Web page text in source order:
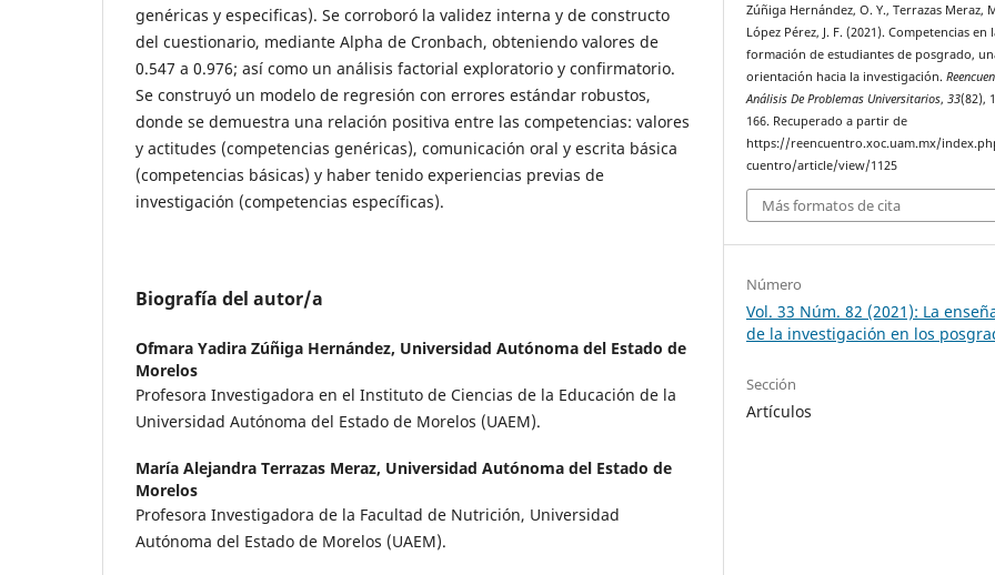
genéricas y especificas). Se corroboró la validez interna y de constructo
del cuestionario, mediante Alpha de Cronbach, obteniendo valores de
0.547 a 0.976; así como un análisis factorial exploratorio y confirmatorio.
Se construyó un modelo de regresión con errores estándar robustos,
donde se demuestra una relación positiva entre las competencias: valores
y actitudes (competencias genéricas), comunicación oral y escrita básica
(competencias básicas) y haber tenido experiencias previas de
investigación (competencias específicas).
Biografía del autor/a
Ofmara Yadira Zúñiga Hernández, Universidad Autónoma del Estado de
Morelos
Profesora Investigadora en el Instituto de Ciencias de la Educación de la
Universidad Autónoma del Estado de Morelos (UAEM).
María Alejandra Terrazas Meraz, Universidad Autónoma del Estado de
Morelos
Profesora Investigadora de la Facultad de Nutrición, Universidad
Autónoma del Estado de Morelos (UAEM).
Zúñiga Hernández, O. Y., Terrazas Meraz,
López Pérez, J. F. (2021). Competencias en
formación de estudiantes de posgrado,
orientación hacia la investigación.
Análisis De Problemas Universitarios,33(82),
166. Recuperado a partir de
https://reencuentro.xoc.uam.mx/
cuentro/article/view/1125
Más formatos de cita
Número
Vol. 33 Núm. 82 (2021): La
de la investigación en los
Sección
Artículos